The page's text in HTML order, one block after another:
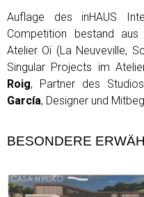
Auflage des inHAUS
Competition bestand aus
Atelier Oï (La Neuveville,
Singular Projects im
Roig, Partner des
García, Designer und
BESONDERE